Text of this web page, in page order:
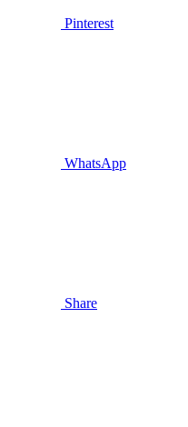
Pinterest
WhatsApp
Share